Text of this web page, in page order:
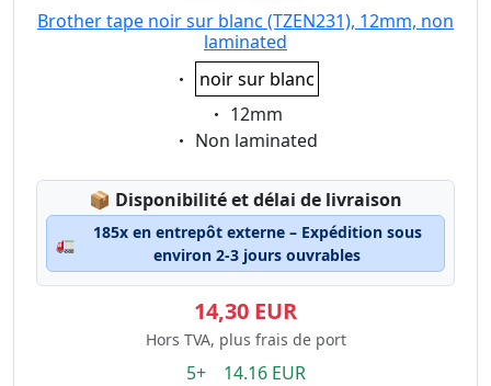
Brother tape noir sur blanc (TZEN231), 12mm, non
laminated
Eigenschaft:
noir sur blanc
Eigenschaft:
12mm
Eigenschaft:
Non laminated
📦 Lagerstatus:
Disponibilité et délai de livraison
🚛
185x en entrepôt externe – Expédition sous
environ 2-3 jours ouvrables
14,30 EUR
Hors TVA, plus frais de port
5+ 14.16 EUR